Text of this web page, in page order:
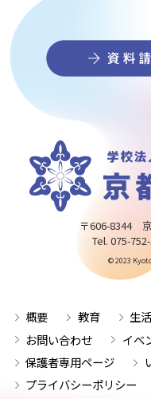
〒606-8344
Tel. 075-
© 2023
概要 教育 生活
お問い合わせ
イベ
保護者専用ページ
プライバシーポリシー